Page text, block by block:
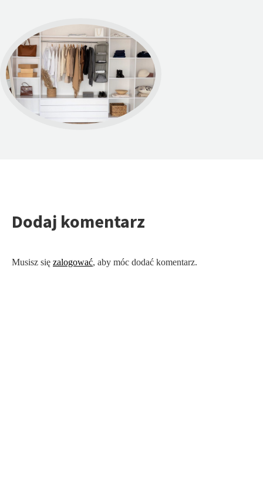
Dodaj komentarz
Musisz się zalogować, aby móc dodać komentarz.